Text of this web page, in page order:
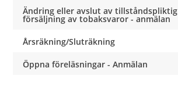
Ändring eller avslut av tillståndspliktig
försäljning av tobaksvaror - anmälan
Årsräkning/Sluträkning
Öppna föreläsningar - Anmälan